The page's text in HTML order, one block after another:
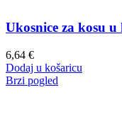
Ukosnice za kosu
6,64 €
Dodaj u košaricu
Brzi pogled